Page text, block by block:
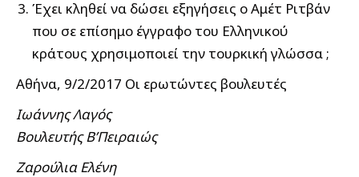
Έχει κληθεί να δώσει εξηγήσεις ο Αμέτ Ριτβάν
που σε επίσημο έγγραφο του Ελληνικού
κράτους χρησιμοποιεί την τουρκική γλώσσα ;
Αθήνα, 9/2/2017 Οι ερωτώντες βουλευτές
Ιωάννης Λαγός
Βουλευτής Β’Πειραιώς
Ζαρούλια Ελένη